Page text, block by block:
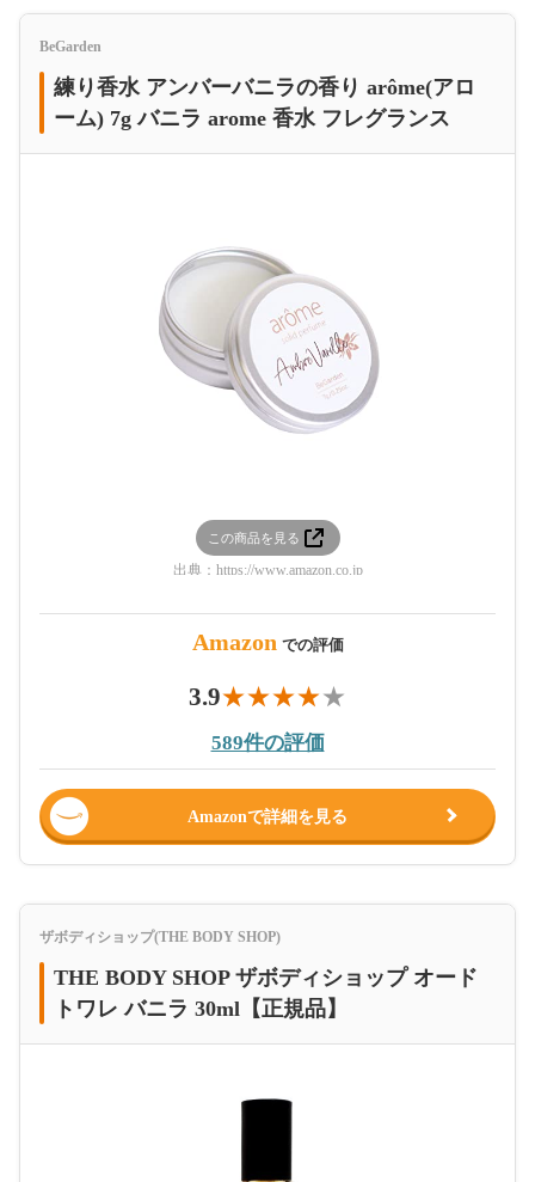
BeGarden
練り香水 アンバーバニラの香り arôme(アロ
ーム) 7g バニラ arome 香水 フレグランス
この商品を見る
出典： https://www.amazon.co.jp
Amazon での評価
3.9
589件の評価
Amazonで詳細を見る
ザボディショップ(THE BODY SHOP)
THE BODY SHOP ザボディショップ オード
トワレ バニラ 30ml【正規品】